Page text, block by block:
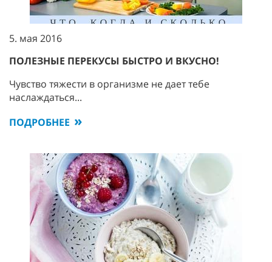
5. мая 2016
ПОЛЕЗНЫЕ ПЕРЕКУСЫ БЫСТРО И ВКУСНО!
Чувство тяжести в организме не дает тебе
наслаждаться...
ПОДРОБНЕЕ